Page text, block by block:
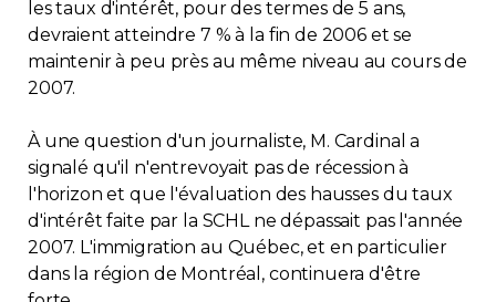
les taux d'intérêt, pour des termes de 5 ans,
devraient atteindre 7 % à la fin de 2006 et se
maintenir à peu près au même niveau au cours de
2007.
À une question d'un journaliste, M. Cardinal a
signalé qu'il n'entrevoyait pas de récession à
l'horizon et que l'évaluation des hausses du taux
d'intérêt faite par la SCHL ne dépassait pas l'année
2007. L'immigration au Québec, et en particulier
dans la région de Montréal, continuera d'être